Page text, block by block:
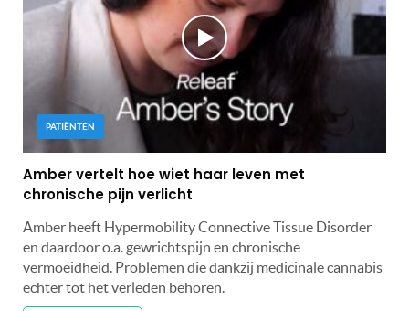
PATIËNTEN
Amber vertelt hoe wiet haar leven met
chronische pijn verlicht
Amber heeft Hypermobility Connective Tissue Disorder
en daardoor o.a. gewrichtspijn en chronische
vermoeidheid. Problemen die dankzij medicinale cannabis
echter tot het verleden behoren.